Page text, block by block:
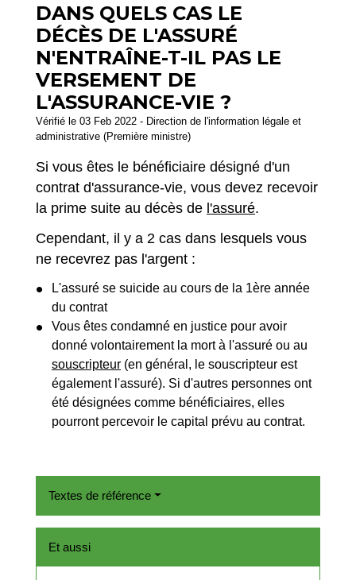
DANS QUELS CAS LE
DÉCÈS DE L'ASSURÉ
N'ENTRAÎNE-T-IL PAS LE
VERSEMENT DE
L'ASSURANCE-VIE ?
Vérifié le 03 Feb 2022 - Direction de l'information légale et
administrative (Première ministre)
Si vous êtes le bénéficiaire désigné d'un
contrat d'assurance-vie, vous devez recevoir
la prime suite au décès de l'assuré.
Cependant, il y a 2 cas dans lesquels vous
ne recevrez pas l'argent :
L'assuré se suicide au cours de la 1ère année
du contrat
Vous êtes condamné en justice pour avoir
donné volontairement la mort à l'assuré ou au
souscripteur (en général, le souscripteur est
également l'assuré). Si d'autres personnes ont
été désignées comme bénéficiaires, elles
pourront percevoir le capital prévu au contrat.
Textes de référence
Et aussi